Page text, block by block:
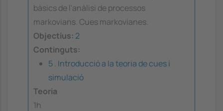
bàsics de l'anàlisi de processos
markovians. Cues markovianes.
Objectius: 2
Continguts:
5 . Introducció a la teoria de cues i
simulació
Teoria
1h